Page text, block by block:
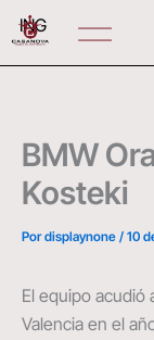
contenido
ING
BMW
Kosteki
Pordisplaynone / 10
El equipo acudió
Valencia en el